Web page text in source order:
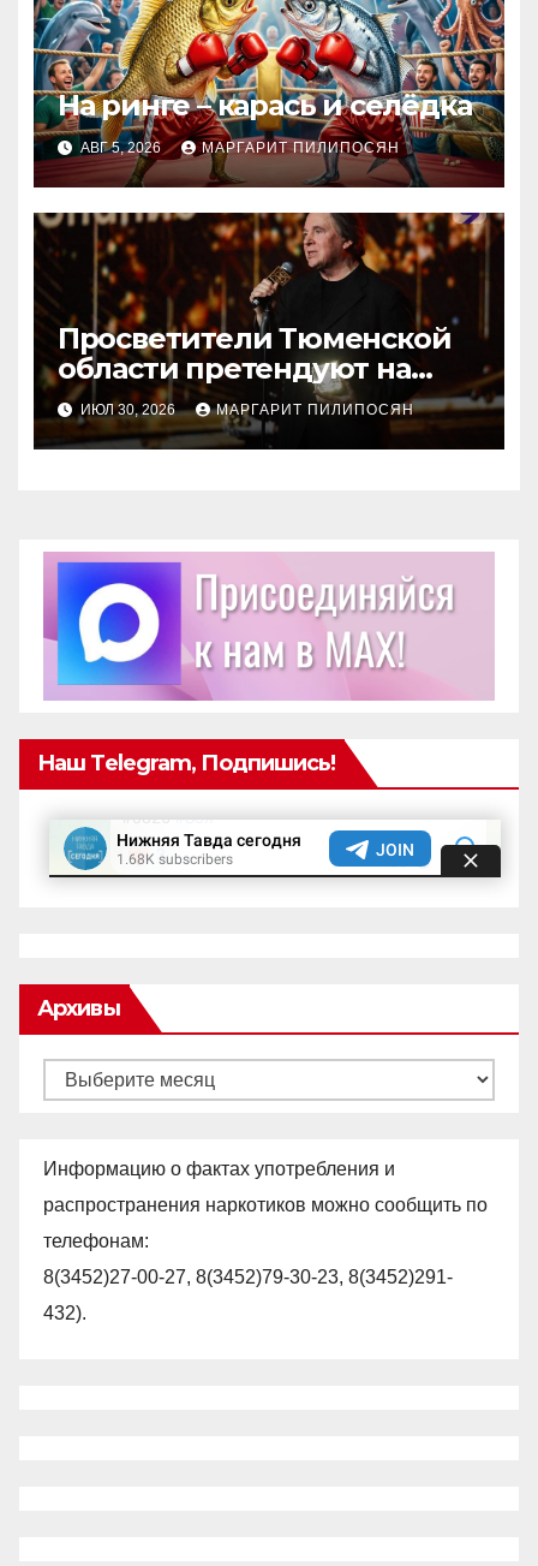
На ринге – карась и селёдка
АВГ 5, 2026 МАРГАРИТ ПИЛИПОСЯН
Просветители Тюменской
области претендуют на
награду Знание.Премия
ИЮЛ 30, 2026 МАРГАРИТ ПИЛИПОСЯН
Наш Telegram, Подпишись!
Архивы
Архивы
Информацию о фактах употребления и
распространения наркотиков можно сообщить по
телефонам:
8(3452)27-00-27, 8(3452)79-30-23, 8(3452)291-
432).